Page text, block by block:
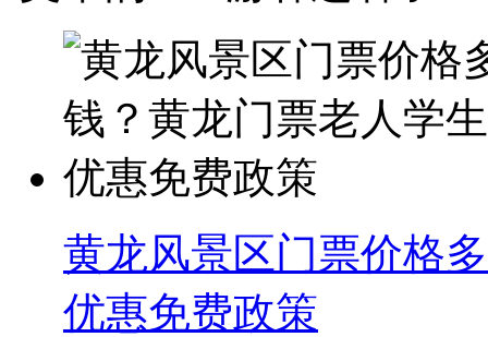
黄龙风景区门票价格
优惠免费政策